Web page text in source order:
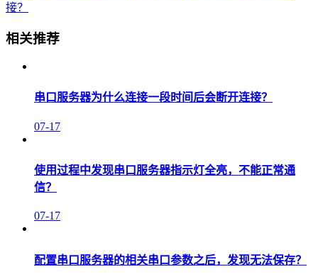
接？
相关推荐
串口服务器为什么连接一段时间后会断开连接？
07-17
使用过程中发现串口服务器指示灯全亮，不能正常通
信？
07-17
配置串口服务器的相关串口参数之后，发现无法保存？